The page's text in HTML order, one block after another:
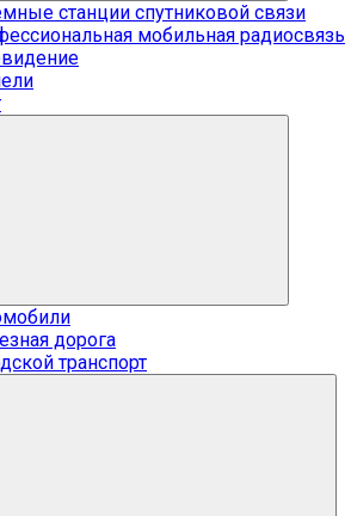
станции спутниковой связи
мобильная радиосвязь
дорога
транспорт